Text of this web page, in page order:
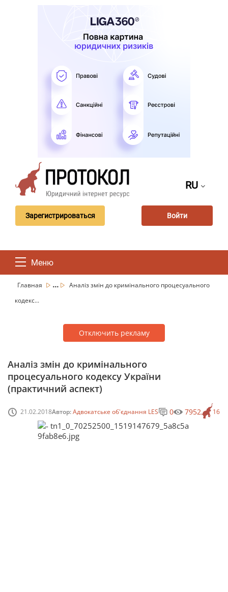
RU
Зарегистрироваться Войти
Меню
Главная ...
Аналіз змін до кримінального процесуального
кодекс...
Отключить рекламу
Аналіз змін до кримінального
процесуального кодексу України
(практичний аспект)
21.02.2018Автор:Адвокатське об'єднання LES 16
0 7952